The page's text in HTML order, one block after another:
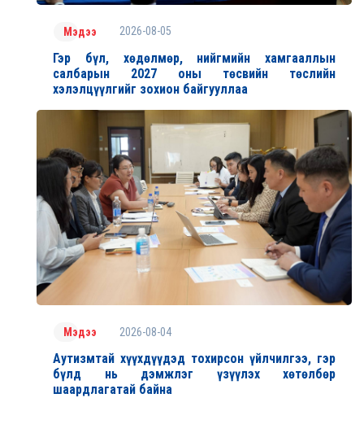
Мэдээ 2026-08-05
Гэр бүл, хөдөлмөр, нийгмийн хамгааллын
салбарын 2027 оны төсвийн төслийн
хэлэлцүүлгийг зохион байгууллаа
Мэдээ 2026-08-04
Аутизмтай хүүхдүүдэд тохирсон үйлчилгээ, гэр
бүлд нь дэмжлэг үзүүлэх хөтөлбөр
шаардлагатай байна